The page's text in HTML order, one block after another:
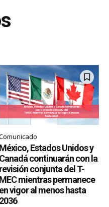
México, Estados Unidos y
Canadá continuarán con la
revisión conjunta del T-
MEC mientras permanece
en vigor al menos hasta
2036